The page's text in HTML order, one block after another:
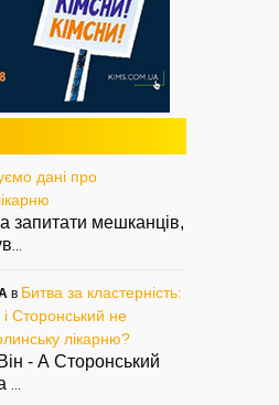
дані про
запитати мешканців,
в Битва за кластерність:
Сторонський не
лікарню?
- А Сторонський